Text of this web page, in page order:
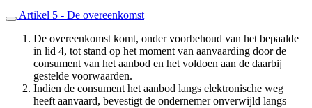
Artikel 5 - De overeenkomst
De overeenkomst komt, onder voorbehoud van het bepaalde
in lid 4, tot stand op het moment van aanvaarding door de
consument van het aanbod en het voldoen aan de daarbij
gestelde voorwaarden.
Indien de consument het aanbod langs elektronische weg
heeft aanvaard, bevestigt de ondernemer onverwijld langs